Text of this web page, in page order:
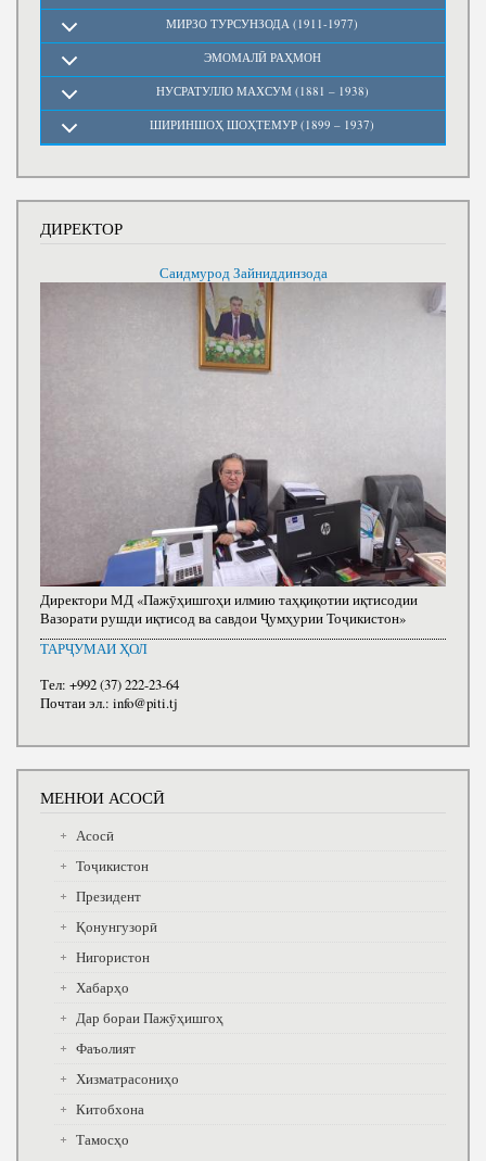
МИРЗО ТУРСУНЗОДА (1911-1977)
ЭМОМАЛӢ РАҲМОН
НУСРАТУЛЛО МАХСУМ (1881 – 1938)
ШИРИНШОҲ ШОҲТЕМУР (1899 – 1937)
ДИРЕКТОР
Саидмурод Зайниддинзода
Директори МД «Пажӯҳишгоҳи илмию таҳқиқотии иқтисодии
Вазорати рушди иқтисод ва савдои Ҷумҳурии Тоҷикистон»
ТАРҶУМАИ ҲОЛ
Тел: +992 (37) 222-23-64
Почтаи эл.: info@piti.tj
МЕНЮИ АСОСӢ
Асосӣ
Тоҷикистон
Президент
Қонунгузорӣ
Нигористон
Хабарҳо
Дар бораи Пажӯҳишгоҳ
Фаъолият
Хизматрасониҳо
Китобхона
Тамосҳо